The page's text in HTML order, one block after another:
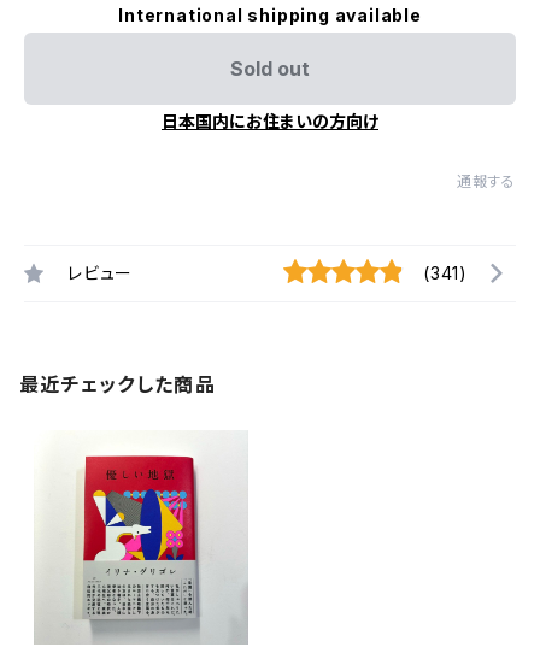
International shipping available
Sold out
日本国内にお住まいの方向け
通報する
レビュー (341)
最近チェックした商品